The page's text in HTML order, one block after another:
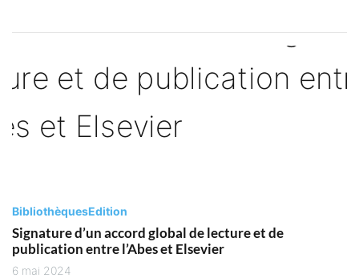
BibliothèquesEdition
Signature d’un accord global de lecture et de
publication entre l’Abes et Elsevier
6 mai 2024